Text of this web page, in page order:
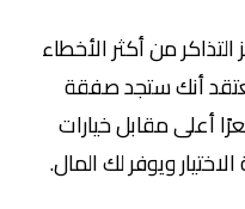
التذاكر من أكثر الأخطاء
أنك ستجد صفقة
أعلى مقابل خيارات
ويوفر لك المال.